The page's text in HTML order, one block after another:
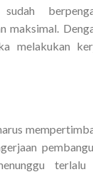
maksimal.
melakukan